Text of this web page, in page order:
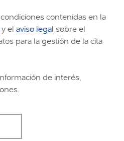
contenidas en la
y el aviso legal sobre el
para la gestión de la cita
de interés,